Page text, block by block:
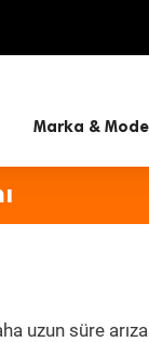
Marka &
uzun süre